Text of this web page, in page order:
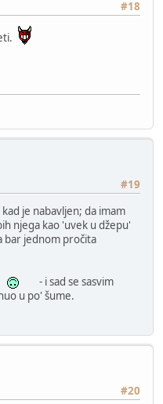
#18
#19
je nabavljen; da imam
njega kao 'uvek u džepu'
bar jednom pročita
- i sad se sasvim
u po' šume.
#20